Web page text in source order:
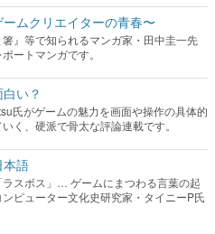
ムクリエイターの青春〜
箸』等で知られるマンガ家・田中圭一先
ートマンガです。
い？
氏がゲームの魅力を画面や操作の具体的
く、硬派で骨太な評論連載です。
本語
ラスボス」… ゲームにまつわる言葉の起
ピューター文化史研究家・タイニーP氏